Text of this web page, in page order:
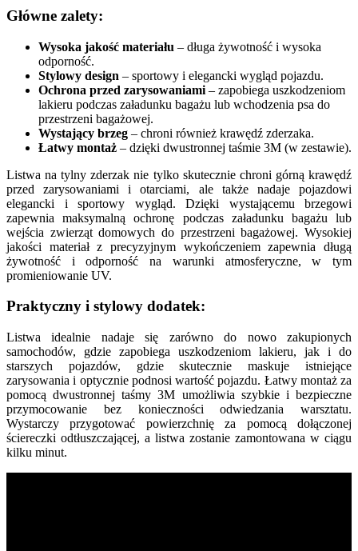
Główne zalety:
Wysoka jakość materiału – długa żywotność i wysoka
odporność.
Stylowy design – sportowy i elegancki wygląd pojazdu.
Ochrona przed zarysowaniami – zapobiega uszkodzeniom
lakieru podczas załadunku bagażu lub wchodzenia psa do
przestrzeni bagażowej.
Wystający brzeg – chroni również krawędź zderzaka.
Łatwy montaż – dzięki dwustronnej taśmie 3M (w zestawie).
Listwa na tylny zderzak nie tylko skutecznie chroni górną krawędź
przed zarysowaniami i otarciami, ale także nadaje pojazdowi
elegancki i sportowy wygląd. Dzięki wystającemu brzegowi
zapewnia maksymalną ochronę podczas załadunku bagażu lub
wejścia zwierząt domowych do przestrzeni bagażowej. Wysokiej
jakości materiał z precyzyjnym wykończeniem zapewnia długą
żywotność i odporność na warunki atmosferyczne, w tym
promieniowanie UV.
Praktyczny i stylowy dodatek:
Listwa idealnie nadaje się zarówno do nowo zakupionych
samochodów, gdzie zapobiega uszkodzeniom lakieru, jak i do
starszych pojazdów, gdzie skutecznie maskuje istniejące
zarysowania i optycznie podnosi wartość pojazdu. Łatwy montaż za
pomocą dwustronnej taśmy 3M umożliwia szybkie i bezpieczne
przymocowanie bez konieczności odwiedzania warsztatu.
Wystarczy przygotować powierzchnię za pomocą dołączonej
ściereczki odtłuszczającej, a listwa zostanie zamontowana w ciągu
kilku minut.